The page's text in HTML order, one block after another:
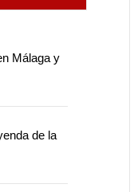
Málaga y
de la